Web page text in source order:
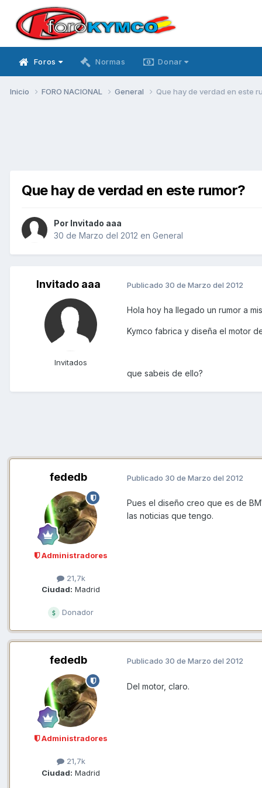
Foros Normas Donar
Inicio FORO NACIONAL General Que hay de verdad en este
Que hay de verdad en este rumor?
Por Invitado aaa
30 de Marzo del 2012 en General
Invitado aaa
Invitados
Publicado 30 de Marzo del 2012
Hola hoy ha llegado un rumor a
Kymco fabrica y diseña el motor
que sabeis de ello?
fededb
Administradores
21,7k
Ciudad: Madrid
Donador
Publicado 30 de Marzo del 2012
Pues el diseño creo que es de
las noticias que tengo.
fededb
Administradores
21,7k
Ciudad: Madrid
Publicado 30 de Marzo del 2012
Del motor, claro.